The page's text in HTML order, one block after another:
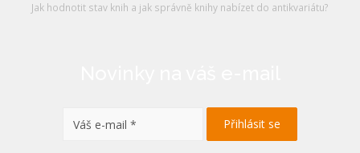
Jak hodnotit stav knih a jak správně knihy nabízet do antikvariátu?